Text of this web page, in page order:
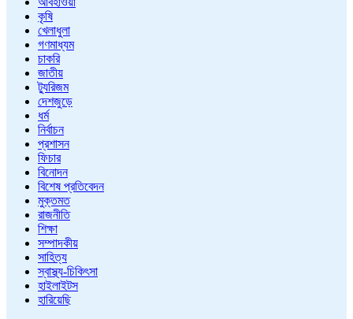
কৃষি
খেলাধুলা
গণমাধ্যম
চাকরি
জাতীয়
ট্যুরিজম
দেশজুড়ে
ধর্ম
নির্বাচন
প্রশাসন
ফিচার
বিনোদন
বিশেষ প্রতিবেদন
মুক্তমত
রাজনীতি
শিক্ষা
সম্পাদকীয়
সাহিত্য
স্বাস্থ্য-চিকিৎসা
হাইলাইটস
হারিয়েছি